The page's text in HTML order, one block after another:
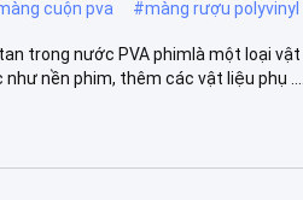
cuộn pva #màng rượu polyvinyl
trong nước PVA phimlà một loại
nền phim, thêm các vật liệu phụ ....